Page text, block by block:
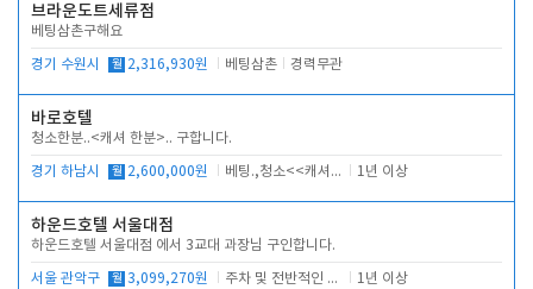
브라운도트세류점
베팅삼촌구해요
경기 수원시 월 2,316,930원 베팅삼촌 경력무관
바로호텔
청소한분..<캐셔 한분>.. 구합니다.
경기 하남시 월 2,600,000원 베팅.,청소<<캐셔 모셔봅니다. 1년 이상
하운드호텔 서울대점
하운드호텔 서울대점 에서 3교대 과장님 구인합니다.
서울 관악구 월 3,099,270원 주차 및 전반적인 당번업무 1년 이상